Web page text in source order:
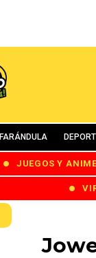
FARÁNDULA
JUEGOS Y